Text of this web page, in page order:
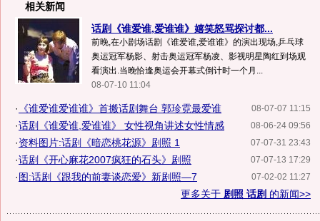
相关新闻
话剧《谁爱谁,爱谁谁》嬉笑怒骂探讨都...
前晚,在小剧场话剧《谁爱谁,爱谁谁》的演出现场,乒乓球
奥运冠军杨影、射击奥运冠军杨凌、影视明星陶红到场观
看演出.当晚恰逢奥运会开幕式倒计时一个月...
08-07-10 11:04
08-07-07 11:15
· 《谁爱谁爱谁谁》首搬话剧舞台 郭珍霓最爱谁
08-06-24 09:56
·话剧《谁爱谁,爱谁谁》 女性视角讲述女性情感
07-07-31 23:43
·资料图片:话剧《暗恋桃花源》剧照 1
07-07-13 17:29
·话剧《开心麻花2007疯狂的石头》剧照
07-02-02 11:27
·图:话剧《跟我的前妻谈恋爱》新剧照—7
更多关于 剧照 话剧 的新闻>>